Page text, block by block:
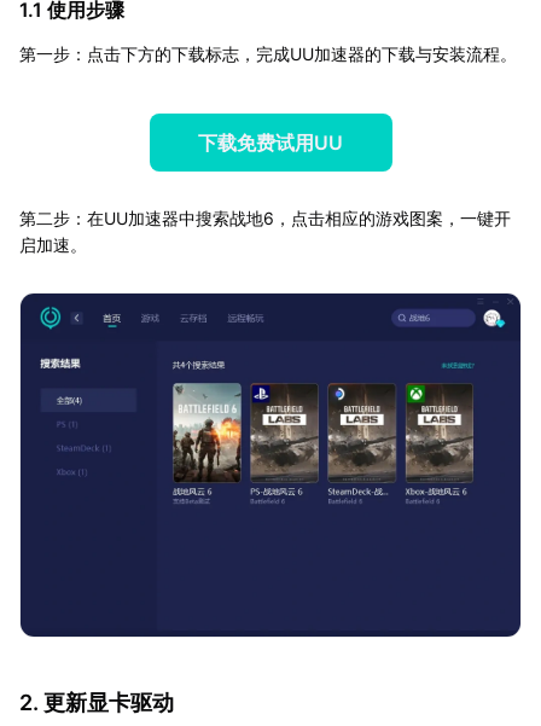
1.1 使用步骤
第一步：点击下方的下载标志，完成UU加速器的下载与安装流程。
下载免费试用UU
第二步：在UU加速器中搜索战地6，点击相应的游戏图案，一键开
启加速。
2. 更新显卡驱动